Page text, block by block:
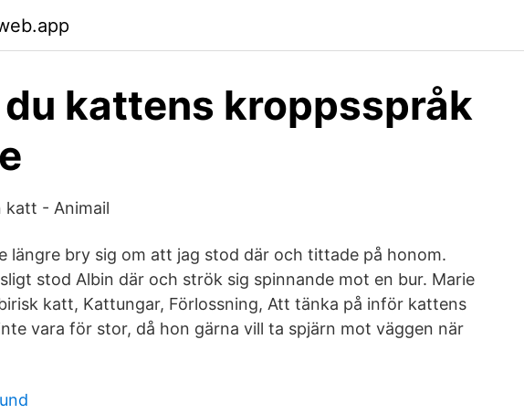
kattens kroppsspråk
katt - Animail
längre bry sig om att jag stod där och tittade på honom.
stod Albin där och strök sig spinnande mot en bur. Marie
katt, Kattungar, Förlossning, Att tänka på inför kattens
vara för stor, då hon gärna vill ta spjärn mot väggen när